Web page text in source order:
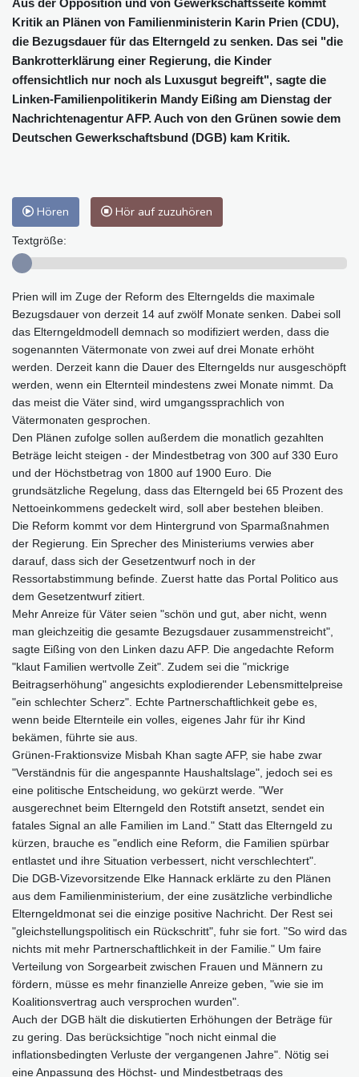
Kritik an Plänen von Familienministerin Karin Prien (CDU),
die Bezugsdauer für das Elterngeld zu senken. Das sei "die
Bankrotterklärung einer Regierung, die Kinder
offensichtlich nur noch als Luxusgut begreift", sagte die
Linken-Familienpolitikerin Mandy Eißing am Dienstag der
Nachrichtenagentur AFP. Auch von den Grünen sowie dem
Deutschen Gewerkschaftsbund (DGB) kam Kritik.
Hören Hör auf zuzuhören
Textgröße:
Prien will im Zuge der Reform des Elterngelds die maximale
Bezugsdauer von derzeit 14 auf zwölf Monate senken. Dabei soll
das Elterngeldmodell demnach so modifiziert werden, dass die
sogenannten Vätermonate von zwei auf drei Monate erhöht
werden. Derzeit kann die Dauer des Elterngelds nur ausgeschöpft
werden, wenn ein Elternteil mindestens zwei Monate nimmt. Da
das meist die Väter sind, wird umgangssprachlich von
Vätermonaten gesprochen.
Den Plänen zufolge sollen außerdem die monatlich gezahlten
Beträge leicht steigen - der Mindestbetrag von 300 auf 330 Euro
und der Höchstbetrag von 1800 auf 1900 Euro. Die
grundsätzliche Regelung, dass das Elterngeld bei 65 Prozent des
Nettoeinkommens gedeckelt wird, soll aber bestehen bleiben.
Die Reform kommt vor dem Hintergrund von Sparmaßnahmen
der Regierung. Ein Sprecher des Ministeriums verwies aber
darauf, dass sich der Gesetzentwurf noch in der
Ressortabstimmung befinde. Zuerst hatte das Portal Politico aus
dem Gesetzentwurf zitiert.
Mehr Anreize für Väter seien "schön und gut, aber nicht, wenn
man gleichzeitig die gesamte Bezugsdauer zusammenstreicht",
sagte Eißing von den Linken dazu AFP. Die angedachte Reform
"klaut Familien wertvolle Zeit". Zudem sei die "mickrige
Beitragserhöhung" angesichts explodierender Lebensmittelpreise
"ein schlechter Scherz". Echte Partnerschaftlichkeit gebe es,
wenn beide Elternteile ein volles, eigenes Jahr für ihr Kind
bekämen, führte sie aus.
Grünen-Fraktionsvize Misbah Khan sagte AFP, sie habe zwar
"Verständnis für die angespannte Haushaltslage", jedoch sei es
eine politische Entscheidung, wo gekürzt werde. "Wer
ausgerechnet beim Elterngeld den Rotstift ansetzt, sendet ein
fatales Signal an alle Familien im Land." Statt das Elterngeld zu
kürzen, brauche es "endlich eine Reform, die Familien spürbar
entlastet und ihre Situation verbessert, nicht verschlechtert".
Die DGB-Vizevorsitzende Elke Hannack erklärte zu den Plänen
aus dem Familienministerium, der eine zusätzliche verbindliche
Elterngeldmonat sei die einzige positive Nachricht. Der Rest sei
"gleichstellungspolitisch ein Rückschritt", fuhr sie fort. "So wird das
nichts mit mehr Partnerschaftlichkeit in der Familie." Um faire
Verteilung von Sorgearbeit zwischen Frauen und Männern zu
fördern, müsse es mehr finanzielle Anreize geben, "wie sie im
Koalitionsvertrag auch versprochen wurden".
Auch der DGB hält die diskutierten Erhöhungen der Beträge für
zu gering. Das berücksichtige "noch nicht einmal die
inflationsbedingten Verluste der vergangenen Jahre". Nötig sei
eine Anpassung des Höchst- und Mindestbetrags des